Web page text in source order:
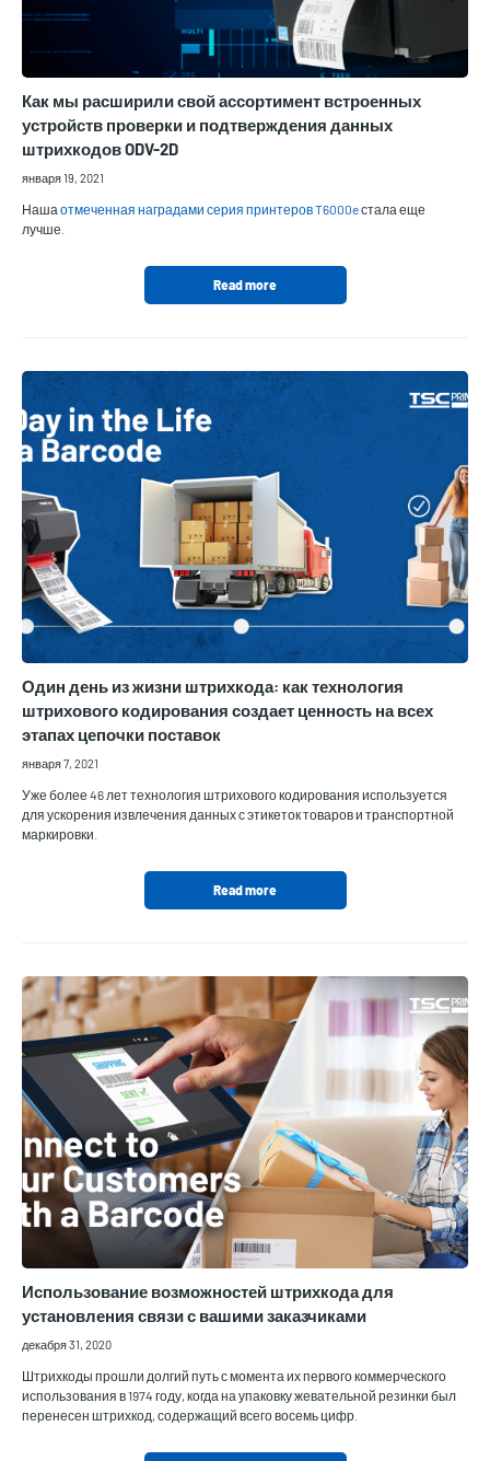
Как мы расширили свой ассортимент встроенных
устройств проверки и подтверждения данных
штрихкодов ODV-2D
января 19, 2021
Наша отмеченная наградами серия принтеров T6000eстала еще
лучше.
Read more
Один день из жизни штрихкода: как технология
штрихового кодирования создает ценность на всех
этапах цепочки поставок
января 7, 2021
Уже более 46 лет технология штрихового кодирования используется
для ускорения извлечения данных с этикеток товаров и транспортной
маркировки.
Read more
Использование возможностей штрихкода для
установления связи с вашими заказчиками
декабря 31, 2020
Штрихкоды прошли долгий путь с момента их первого коммерческого
использования в 1974 году, когда на упаковку жевательной резинки был
перенесен штрихкод, содержащий всего восемь цифр.